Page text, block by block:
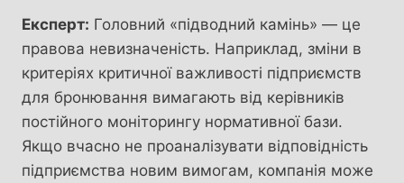
Експерт: Головний «підводний камінь» — це
правова невизначеність. Наприклад, зміни в
критеріях критичної важливості підприємств
для бронювання вимагають від керівників
постійного моніторингу нормативної бази.
Якщо вчасно не проаналізувати відповідність
підприємства новим вимогам, компанія може